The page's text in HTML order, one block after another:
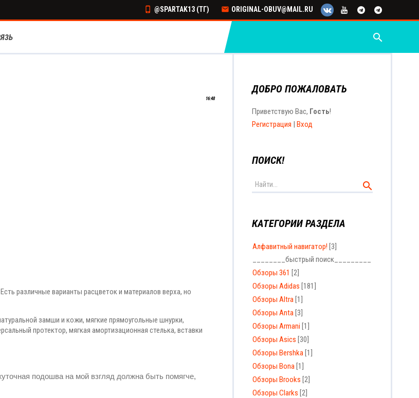
@SPARTAK13 (ТГ) ORIGINAL-OBUV@MAIL.RU
search
16:48
различные варианты расцветок и материалов верха, но
замши и кожи, мягкие прямоугольные шнурки,
протектор, мягкая амортизационная стелька, вставки
подошва на мой взгляд должна быть помягче,
ДОБРО ПОЖАЛОВАТЬ
Приветствую Вас, Гость!
Регистрация | Вход
ПОИСК!
КАТЕГОРИИ РАЗДЕЛА
Алфавитный навигатор! [3]
________быстрый поиск_________
Обзоры 361 [2]
Обзоры Adidas [181]
Обзоры Altra [1]
Обзоры Anta [3]
Обзоры Armani [1]
Обзоры Asics [30]
Обзоры Bershka [1]
Обзоры Bona [1]
Обзоры Brooks [2]
Обзоры Clarks [2]